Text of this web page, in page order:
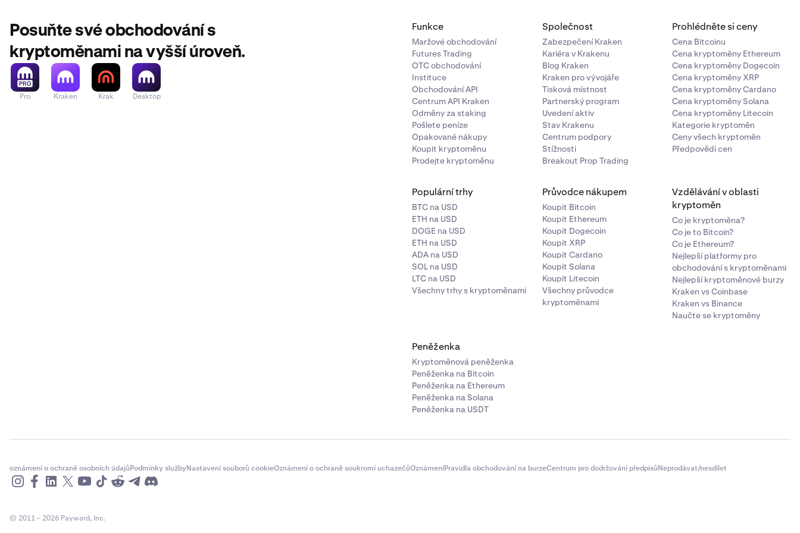
Přečtěte si Kraken pro všechna pravidla výzvy.
Posuňte své obchodování s
kryptoměnami na vyšší úroveň.
Pro Kraken Krak Desktop
Funkce
Maržové obchodování
Futures Trading
OTC obchodování
Instituce
Obchodování API
Centrum API Kraken
Odměny za staking
Pošlete peníze
Opakované nákupy
Koupit kryptoměnu
Prodejte kryptoměnu
Společnost
Zabezpečení Kraken
Kariéra v Krakenu
Blog Kraken
Kraken pro vývojáře
Tisková místnost
Partnerský program
Uvedení aktiv
Stav Krakenu
Centrum podpory
Stížnosti
Breakout Prop Trading
Prohlédněte si ceny
Cena Bitcoinu
Cena kryptoměny Ethereum
Cena kryptoměny Dogecoin
Cena kryptoměny XRP
Cena kryptoměny Cardano
Cena kryptoměny Solana
Cena kryptoměny Litecoin
Kategorie kryptoměn
Ceny všech kryptoměn
Předpovědi cen
Populární trhy
BTC na USD
ETH na USD
DOGE na USD
ETH na USD
ADA na USD
SOL na USD
LTC na USD
Všechny trhy s kryptoměnami
Průvodce nákupem
Koupit Bitcoin
Koupit Ethereum
Koupit Dogecoin
Koupit XRP
Koupit Cardano
Koupit Solana
Koupit Litecoin
Všechny průvodce
kryptoměnami
Vzdělávání v oblasti
kryptoměn
Co je kryptoměna?
Co je to Bitcoin?
Co je Ethereum?
Nejlepší platformy pro
obchodování s kryptoměnami
Nejlepší kryptoměnové burzy
Kraken vs Coinbase
Kraken vs Binance
Naučte se kryptoměny
Peněženka
Kryptoměnová peněženka
Peněženka na Bitcoin
Peněženka na Ethereum
Peněženka na Solana
Peněženka na USDT
oznámení o ochraně osobních údajůPodmínky službyNastavení souborů cookieOznámení o ochraně soukromí uchazečůOznámeníPravidla obchodování na burzeCentrum pro dodržování předpisůNeprodávat/nesdílet
© 2011 – 2026 Payward, Inc.